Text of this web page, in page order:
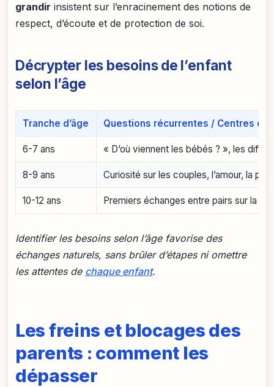
grandir insistent sur l’enracinement des notions de
respect, d’écoute et de protection de soi.
Décrypter les besoins de l’enfant
selon l’âge
Tranche d’âge Questions récurrentes / Centres
6-7 ans « D’où viennent les bébés ? », les
8-9 ans Curiosité sur les couples, l’amour, la
10-12 ans Premiers échanges entre pairs sur la
Identifier les besoins selon l’âge favorise des
échanges naturels, sans brûler d’étapes ni omettre
les attentes de chaque enfant.
Les freins et blocages des
parents : comment les
dépasser